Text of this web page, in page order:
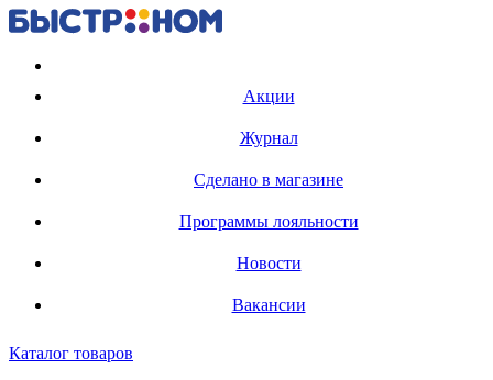
Акции
Журнал
Сделано в магазине
Программы лояльности
Новости
Вакансии
Каталог товаров